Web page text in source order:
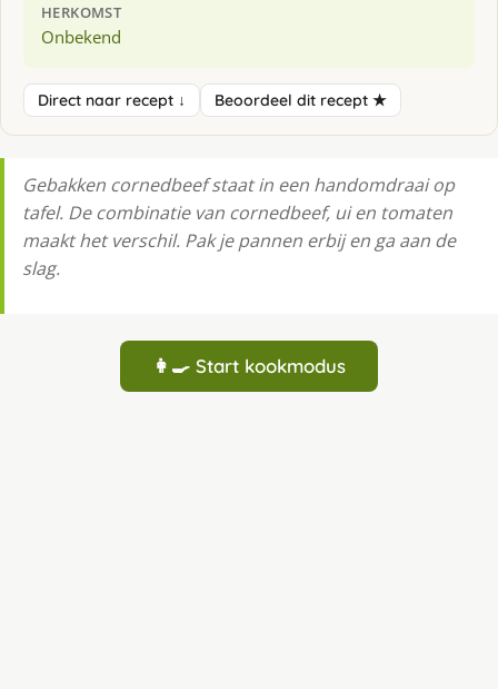
HERKOMST
Onbekend
Direct naar recept ↓ Beoordeel dit recept ★
Gebakken cornedbeef staat in een handomdraai op
tafel. De combinatie van cornedbeef, ui en tomaten
maakt het verschil. Pak je pannen erbij en ga aan de
slag.
👩‍🍳 Start kookmodus